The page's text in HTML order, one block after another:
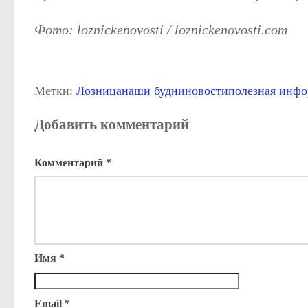
Фото: loznickenovosti / loznickenovosti.com
Метки: Лозницанаши будниновостиполезная
Добавить комментарий
Комментарий *
Имя *
Email *